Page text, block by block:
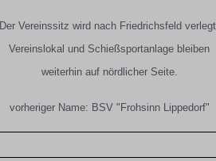
Der Vereinssitz wird nach Friedrichsfeld
Vereinslokal und Schießsportanlage bleiben
weiterhin auf nördlicher Seite.
vorheriger Name: BSV "Frohsinn Lippedorf"